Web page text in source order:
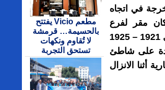
في اتجاه
مقر لفرع
المحكمة و إدارة تابعة لحكومة الريف ما بين سنتي 1921 – 1925
على شاطئ
أثنا الانزال
مطعم Vicio يفتتح
بالحسيمة… قرمشة
لا تُقاوم ونكهات
تستحق التجربة